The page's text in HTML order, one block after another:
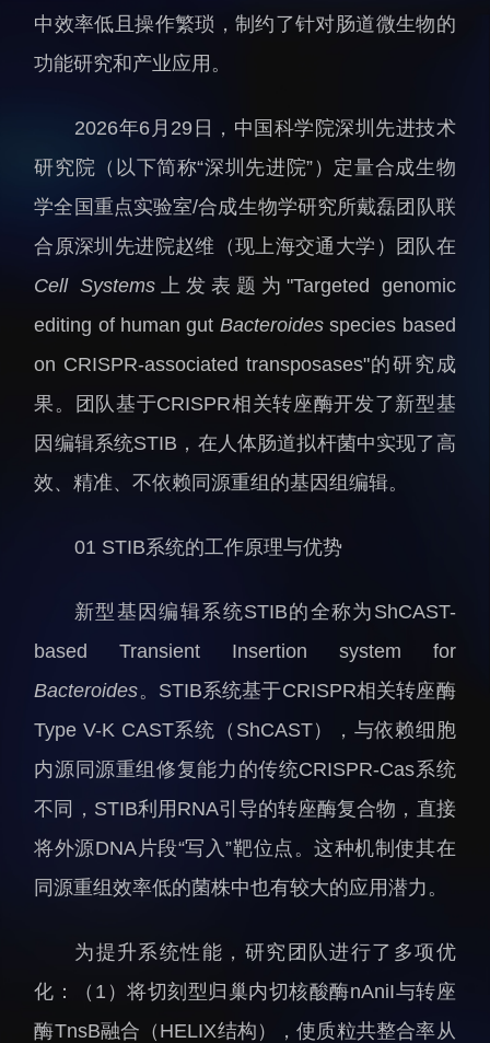
人才招聘
人才动态
创新融合处
合作转化处
教育处
党群工作处
监督审计处
支撑平台处
产业发展中心
科研进展
实验动物管理
要闻播报
综合新闻
刊物与文化
科学普及
先进视界
教育概况
招生信息
学生活动
先进榜YOUNG
中效率低且操作繁琐，制约了针对肠道微生物的
功能研究和产业应用。
2026年6月29日，中国科学院深圳先进技术
研究院（以下简称“深圳先进院”）定量合成生物
学全国重点实验室/合成生物学研究所戴磊团队联
合原深圳先进院赵维（现上海交通大学）团队在
Cell Systems上发表题为"Targeted genomic
editing of human gut Bacteroidesspecies based
on CRISPR-associated transposases"的研究成
果。团队基于CRISPR相关转座酶开发了新型基
因编辑系统STIB，在人体肠道拟杆菌中实现了高
效、精准、不依赖同源重组的基因组编辑。
01 STIB系统的工作原理与优势
新型基因编辑系统STIB的全称为ShCAST-
based Transient Insertion system for
Bacteroides。STIB系统基于CRISPR相关转座酶
Type V-K CAST系统（ShCAST），与依赖细胞
内源同源重组修复能力的传统CRISPR-Cas系统
不同，STIB利用RNA引导的转座酶复合物，直接
将外源DNA片段“写入”靶位点。这种机制使其在
同源重组效率低的菌株中也有较大的应用潜力。
为提升系统性能，研究团队进行了多项优
化：（1）将切刻型归巢内切核酸酶nAniI与转座
酶TnsB融合（HELIX结构），使质粒共整合率从